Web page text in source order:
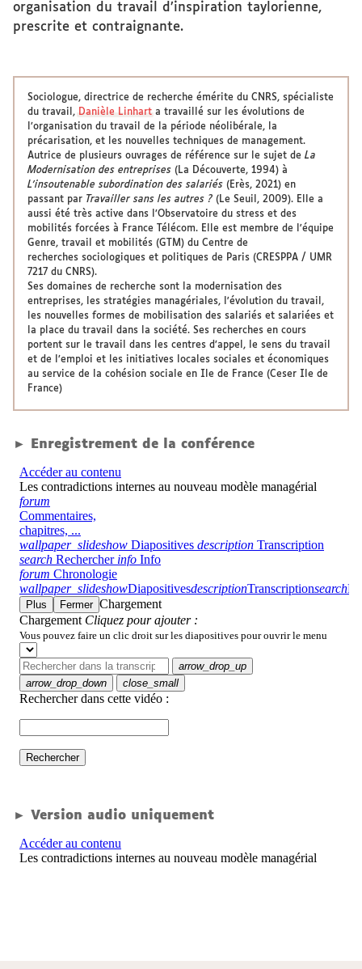
organisation du travail d’inspiration taylorienne,
prescrite et contraignante.
Sociologue, directrice de recherche émérite du CNRS, spécialiste
du travail, Danièle Linhart a travaillé sur les évolutions de
l’organisation du travail de la période néolibérale, la
précarisation, et les nouvelles techniques de management.
Autrice de plusieurs ouvrages de référence sur le sujet de La
Modernisation des entreprises (La Découverte, 1994) à
L’insoutenable subordination des salariés (Erès, 2021) en
passant par Travailler sans les autres ? (Le Seuil, 2009). Elle a
aussi été très active dans l’Observatoire du stress et des
mobilités forcées à France Télécom. Elle est membre de l'équipe
Genre, travail et mobilités (GTM) du Centre de
recherches sociologiques et politiques de Paris (CRESPPA / UMR
7217 du CNRS).
Ses domaines de recherche sont la modernisation des
entreprises, les stratégies managériales, l'évolution du travail,
les nouvelles formes de mobilisation des salariés et salariées et
la place du travail dans la société. Ses recherches en cours
portent sur le travail dans les centres d’appel, le sens du travail
et de l’emploi et les initiatives locales sociales et économiques
au service de la cohésion sociale en Ile de France (Ceser Ile de
France)
► Enregistrement de la conférence
► Version audio uniquement